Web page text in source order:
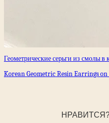
Геометрические серьги из смолы в
Korean Geometric Resin Earrings on